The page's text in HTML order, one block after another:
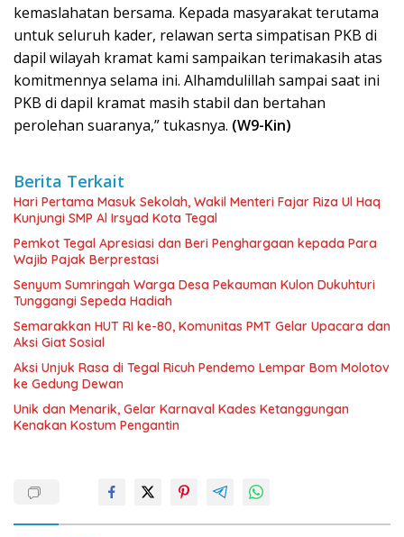
kemaslahatan bersama. Kepada masyarakat terutama
untuk seluruh kader, relawan serta simpatisan PKB di
dapil wilayah kramat kami sampaikan terimakasih atas
komitmennya selama ini. Alhamdulillah sampai saat ini
PKB di dapil kramat masih stabil dan bertahan
perolehan suaranya,” tukasnya. (W9-Kin)
Berita Terkait
Hari Pertama Masuk Sekolah, Wakil Menteri Fajar Riza Ul Haq
Kunjungi SMP Al Irsyad Kota Tegal
Pemkot Tegal Apresiasi dan Beri Penghargaan kepada Para
Wajib Pajak Berprestasi
Senyum Sumringah Warga Desa Pekauman Kulon Dukuhturi
Tunggangi Sepeda Hadiah
Semarakkan HUT RI ke-80, Komunitas PMT Gelar Upacara dan
Aksi Giat Sosial
Aksi Unjuk Rasa di Tegal Ricuh Pendemo Lempar Bom Molotov
ke Gedung Dewan
Unik dan Menarik, Gelar Karnaval Kades Ketanggungan
Kenakan Kostum Pengantin